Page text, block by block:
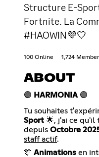
Structure E-
Fortnite. La
#HAOWIN💜🤍
100 Online 1,724
ABOUT
🟣 HARMONIA 🟣
Tu souhaites
Sport 🌟, j'ai ce qu'il
depuis Octobre
staff actif.
🎊 Animations en